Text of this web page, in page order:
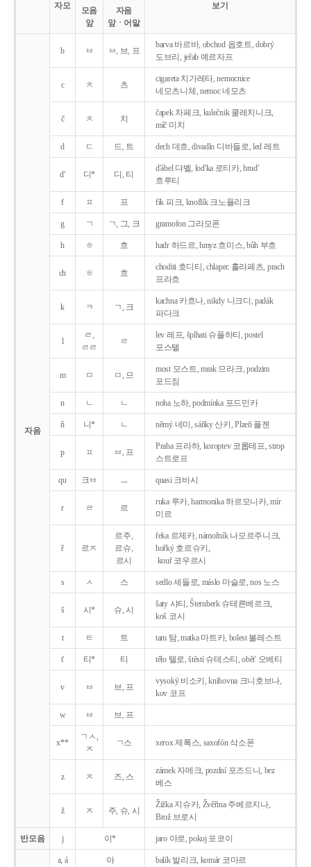
자모
보기
모음
앞
자음
앞ㆍ어말
자음
b ㅂ ㅂ, 브, 프
barva 바르바, obchod 옵호트, dobrý
도브리, jeřab 예르자프
c ㅊ 츠
cigareta 치가레타, nemocnice
네모츠니체, nemoc 네모츠
č ㅊ 치
čapek 차페크, kulečnik 쿨레치니크,
míč 미치
d ㄷ 드, 트 dech 데흐, divadlo 디바들로, led 레트
d' 디* 디, 티
d'ábel 댜벨, lod'ka 로티카, hrud'
흐루티
f ㅍ 프 fík 피크, knoflík 크노플리크
g ㄱ ㄱ, 그, 크 gramofon 그라모폰
h ㅎ 흐 hadr 하드르, hmyz 흐미스, bůh 부흐
ch ㅎ 흐
choditi 호디티, chlapec 흘라페츠, prach
프라흐
k ㅋ ㄱ, 크
kachna 카흐나, nikdy 니크디, padák
파다크
l
ㄹ,
ㄹㄹ
ㄹ
lev 레프, šplhati 슈플하티, postel
포스텔
m ㅁ ㅁ, 므
most 모스트, mrak 므라크, podzim
포드짐
n ㄴ ㄴ noha 노하, podmínka 포드민카
ň 니* ㄴ němý 네미, sáňky 산키, Plzeň 플젠
p ㅍ ㅂ, 프
Praha 프라하, koroptev 코롭테프, strop
스트로프
qu 크ㅂ ㅡ quasi 크바시
r ㄹ 르
ruka 루카, harmonika 하르모니카, mír
미르
ř 르ㅈ
르주,
르슈,
르시
řeka 르제카, námořník 나모르주니크,
hořký 호르슈키,
kouř 코우르시
s ㅅ 스 sedlo 세들로, máslo 마슬로, nos 노스
š 시* 슈, 시
šaty 샤티, Šternberk 슈테른베르크,
koš 코시
t ㅌ 트 tam 탐, matka 마트카, bolest 볼레스트
t' 티* 티 tělo 텔로, štěstí 슈테스티, obět' 오베티
v ㅂ 브, 프
vysoký 비소키, knihovna 크니호브나,
kov 코프
w ㅂ 브, 프
x**
ㄱㅅ,
ㅈ
ㄱ스 xerox 제록스, saxofón 삭소폰
z ㅈ 즈, 스
zámek 자메크, pozdní 포즈드니, bez
베스
ž ㅈ 주, 슈, 시
Žižka 지슈카, Žvěřina 주베르지나,
Brož 브로시
반모음 j 이* jaro 야로, pokoj 포코이
a, á 아 balík 발리크, komár 코마르